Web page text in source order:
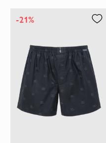
-21%